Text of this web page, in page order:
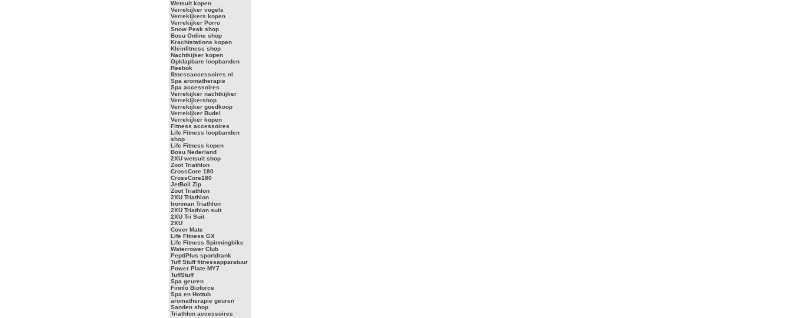
Wetsuit kopen
Verrekijker vogels
Verrekijkers kopen
Verrekijker Porro
Snow Peak shop
Bosu Online shop
Krachtstations kopen
Kleinfitness shop
Nachtkijker kopen
Opklapbare loopbanden
Reebok
fitnessaccessoires.nl
Spa aromatherapie
Spa accessoires
Verrekijker nachtkijker
Verrekijkershop
Verrekijker goedkoop
Verrekijker Budel
Verrekijker kopen
Fitness accessoires
Life Fitness loopbanden
shop
Life Fitness kopen
Bosu Nederland
2XU wetsuit shop
Zoot Triathlon
CrossCore 180
CrossCore180
JetBoil Zip
Zoot Triathlon
2XU Triathlon
Ironman Triathlon
2XU Triathlon suit
2XU Tri Suit
2XU
Cover Mate
Life Fitness GX
Life Fitness Spinningbike
Waterrower Club
PeptiPlus sportdrank
Tuff Stuff fitnessapparatuur
Power Plate MY7
TuffStuff
Spa geuren
Finnlo Bioforce
Spa en Hottub
aromatherapie geuren
Sanden shop
Triathlon accessoires